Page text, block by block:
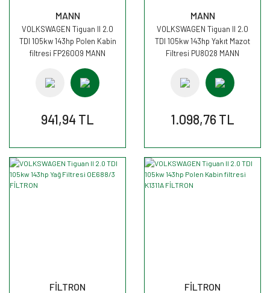
MANN
VOLKSWAGEN Tiguan II 2.0
TDI 105kw 143hp Polen Kabin
filtresi FP26009 MANN
941,94 TL
MANN
VOLKSWAGEN Tiguan II 2.0
TDI 105kw 143hp Yakıt Mazot
Filtresi PU8028 MANN
1.098,76 TL
FİLTRON FİLTRON